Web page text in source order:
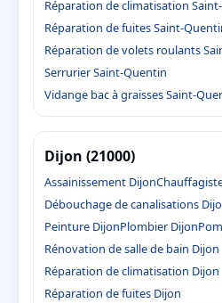
Réparation de climatisation
Réparation de fuites Saint-
Réparation de volets roulants
Serrurier Saint-Quentin
Vidange bac à graisses Saint-
Dijon (21000)
Assainissement Dijon
Débouchage de canalisations
Peinture DijonPlombier Dijon
Rénovation de salle de bain Dijon
Réparation de climatisation Dijon
Réparation de fuites Dijon